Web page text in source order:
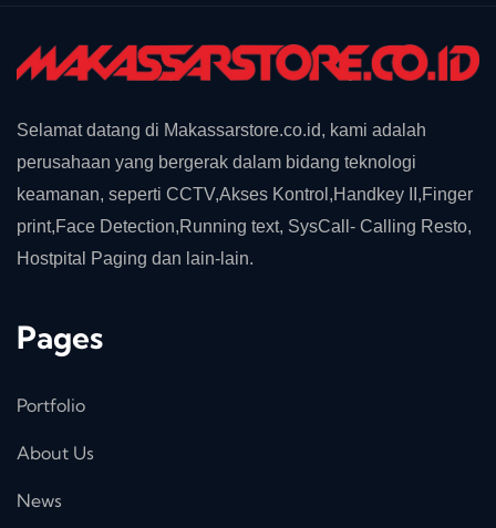
Selamat datang di Makassarstore.co.id, kami adalah
perusahaan yang bergerak dalam bidang teknologi
keamanan, seperti CCTV,Akses Kontrol,Handkey II,Finger
print,Face Detection,Running text, SysCall- Calling Resto,
Hostpital Paging dan lain-lain.
Pages
Portfolio
About Us
News